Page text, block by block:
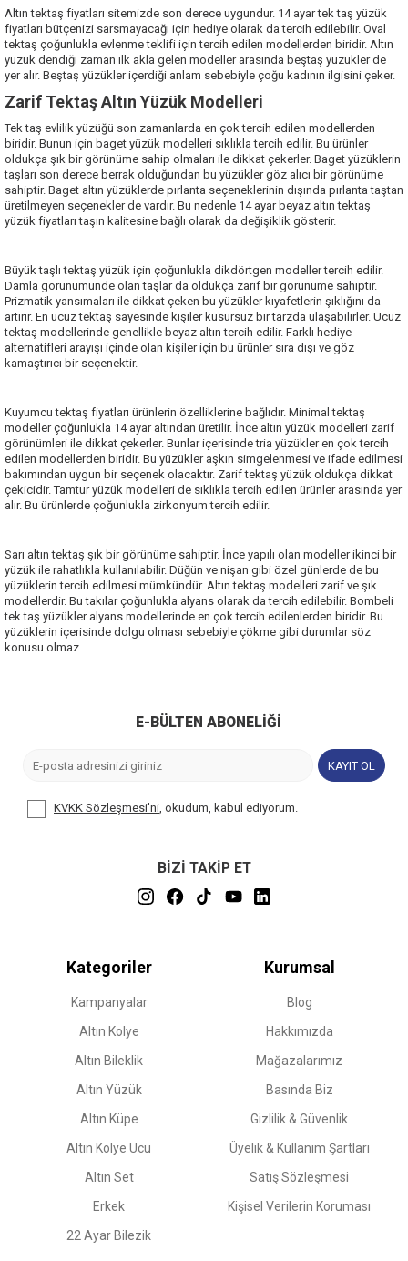
Altın tektaş fiyatları sitemizde son derece uygundur. 14 ayar tek taş yüzük
fiyatları bütçenizi sarsmayacağı için hediye olarak da tercih edilebilir. Oval
tektaş çoğunlukla evlenme teklifi için tercih edilen modellerden biridir. Altın
yüzük dendiği zaman ilk akla gelen modeller arasında beştaş yüzükler de
yer alır. Beştaş yüzükler içerdiği anlam sebebiyle çoğu kadının ilgisini çeker.
Zarif Tektaş Altın Yüzük Modelleri
Tek taş evlilik yüzüğü son zamanlarda en çok tercih edilen modellerden
biridir. Bunun için baget yüzük modelleri sıklıkla tercih edilir. Bu ürünler
oldukça şık bir görünüme sahip olmaları ile dikkat çekerler. Baget yüzüklerin
taşları son derece berrak olduğundan bu yüzükler göz alıcı bir görünüme
sahiptir. Baget altın yüzüklerde pırlanta seçeneklerinin dışında pırlanta taştan
üretilmeyen seçenekler de vardır. Bu nedenle 14 ayar beyaz altın tektaş
yüzük fiyatları taşın kalitesine bağlı olarak da değişiklik gösterir.
Büyük taşlı tektaş yüzük için çoğunlukla dikdörtgen modeller tercih edilir.
Damla görünümünde olan taşlar da oldukça zarif bir görünüme sahiptir.
Prizmatik yansımaları ile dikkat çeken bu yüzükler kıyafetlerin şıklığını da
artırır. En ucuz tektaş sayesinde kişiler kusursuz bir tarzda ulaşabilirler. Ucuz
tektaş modellerinde genellikle beyaz altın tercih edilir. Farklı hediye
alternatifleri arayışı içinde olan kişiler için bu ürünler sıra dışı ve göz
kamaştırıcı bir seçenektir.
Kuyumcu tektaş fiyatları ürünlerin özelliklerine bağlıdır. Minimal tektaş
modeller çoğunlukla 14 ayar altından üretilir. İnce altın yüzük modelleri zarif
görünümleri ile dikkat çekerler. Bunlar içerisinde tria yüzükler en çok tercih
edilen modellerden biridir. Bu yüzükler aşkın simgelenmesi ve ifade edilmesi
bakımından uygun bir seçenek olacaktır. Zarif tektaş yüzük oldukça dikkat
çekicidir. Tamtur yüzük modelleri de sıklıkla tercih edilen ürünler arasında yer
alır. Bu ürünlerde çoğunlukla zirkonyum tercih edilir.
Sarı altın tektaş şık bir görünüme sahiptir. İnce yapılı olan modeller ikinci bir
yüzük ile rahatlıkla kullanılabilir. Düğün ve nişan gibi özel günlerde de bu
yüzüklerin tercih edilmesi mümkündür. Altın tektaş modelleri zarif ve şık
modellerdir. Bu takılar çoğunlukla alyans olarak da tercih edilebilir. Bombeli
tek taş yüzükler alyans modellerinde en çok tercih edilenlerden biridir. Bu
yüzüklerin içerisinde dolgu olması sebebiyle çökme gibi durumlar söz
konusu olmaz.
E-BÜLTEN ABONELIĞI
KAYIT OL
KVKK Sözleşmesi'ni, okudum, kabul ediyorum.
BİZİ TAKİP ET
Kategoriler
Kampanyalar
Altın Kolye
Altın Bileklik
Altın Yüzük
Altın Küpe
Altın Kolye Ucu
Altın Set
Erkek
22 Ayar Bilezik
Kurumsal
Blog
Hakkımızda
Mağazalarımız
Basında Biz
Gizlilik & Güvenlik
Üyelik & Kullanım Şartları
Satış Sözleşmesi
Kişisel Verilerin Koruması